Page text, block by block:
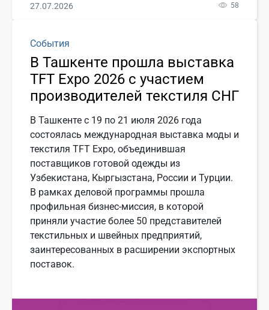
27.07.2026 58
События
В Ташкенте прошла выставка
TFT Expo 2026 с участием
производителей текстиля СНГ
В Ташкенте с 19 по 21 июля 2026 года
состоялась международная выставка моды и
текстиля TFT Expo, объединившая
поставщиков готовой одежды из
Узбекистана, Кыргызстана, России и Турции.
В рамках деловой программы прошла
профильная бизнес-миссия, в которой
приняли участие более 50 представителей
текстильных и швейных предприятий,
заинтересованных в расширении экспортных
поставок.